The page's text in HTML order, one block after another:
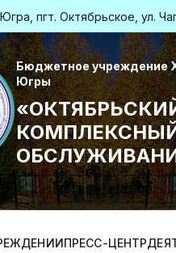
пгт. Октябрьское, ул.
Бюджетное учреждение
Югры
ПРЕСС-ЦЕНТР